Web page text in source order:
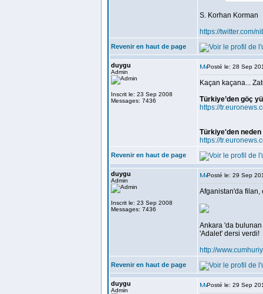
S. Korhan Korman
https://twitter.com/
Revenir en haut de page
duygu
Admin
Inscrit le: 23 Sep 2008
Messages: 7436
Posté le: 28 Sep
Kaçan kaçana...
Türkiye’den göç
https://
Türkiye'den
https://
Revenir en haut de page
duygu
Admin
Inscrit le: 23 Sep 2008
Messages: 7436
Posté le: 29 Sep
Afganistan'da filan,
Ankara 'da bulunan
'Adalet' dersi verdi!
http://
Revenir en haut de page
duygu
Admin
Posté le: 29 Sep